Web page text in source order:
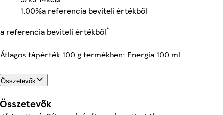
1.00%a referencia beviteli értékből
a referencia beviteli értékből*
Átlagos tápérték 100 g termékben: Energia 100 ml
Összetevők
Összetevők